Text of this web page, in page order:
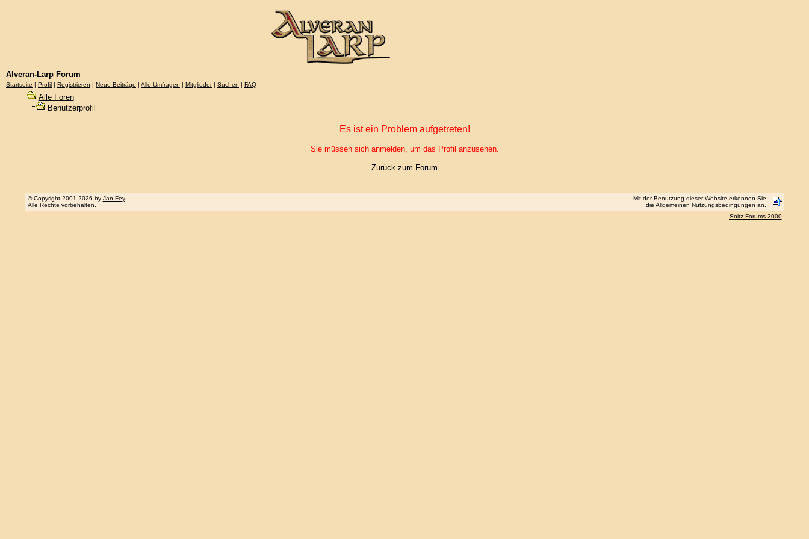
Alveran-Larp Forum
Startseite | Profil | Registrieren | Neue Beiträge | Alle Umfragen | Mitglieder| Suchen | FAQ
Alle Foren
Benutzerprofil
Es ist ein Problem aufgetreten!
Sie müssen sich anmelden, um das Profil anzusehen.
Zurück zum Forum
© Copyright 2001-2026 by Jan Fey
Alle Rechte vorbehalten.
Mit der Benutzung dieser Website erkennen Sie
die Allgemeinen Nutzungsbedingungen an.
Snitz Forums 2000